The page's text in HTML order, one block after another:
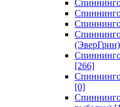
(ЭверГрин)
[266]
[0]